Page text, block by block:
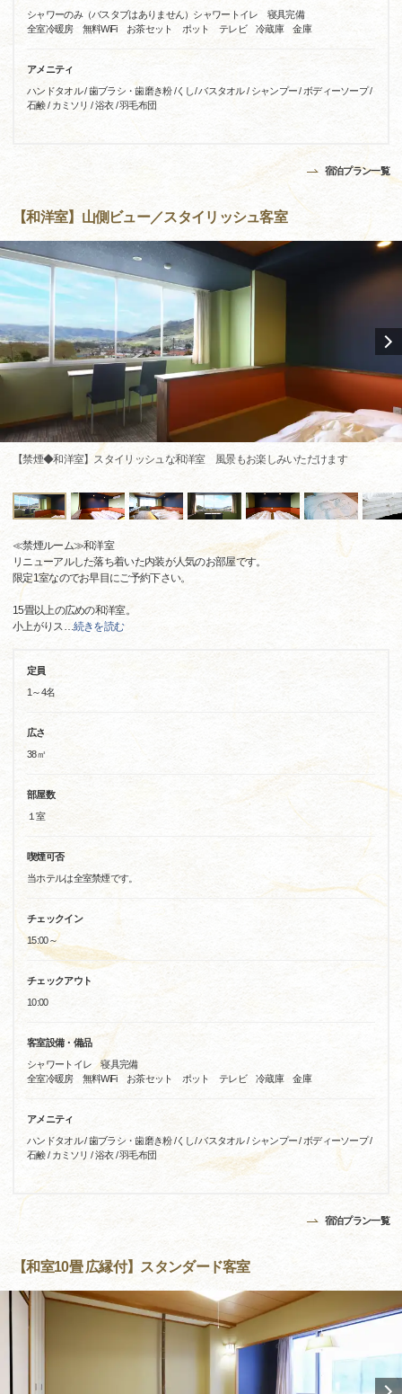
シャワーのみ（バスタブはありません）シャワートイレ 寝具完備
全室冷暖房 無料WiFi お茶セット ポット テレビ 冷蔵庫 金庫
アメニティ
ハンドタオル / 歯ブラシ・歯磨き粉 /くし/ バスタオル / シャンプー / ボディーソープ /
石鹸 / カミソリ / 浴衣 / 羽毛布団
宿泊プラン一覧
【和洋室】山側ビュー／スタイリッシュ客室
【禁煙◆和洋室】スタイリッシュな和洋室 風景もお楽しみいただけます
≪禁煙ルーム≫和洋室
リニューアルした落ち着いた内装が人気のお部屋です。
限定1室なのでお早目にご予約下さい。
15畳以上の広めの和洋室。
小上がりス…続きを読む
定員
1～4名
広さ
38㎡
部屋数
１室
喫煙可否
当ホテルは全室禁煙です。
チェックイン
15:00～
チェックアウト
10:00
客室設備・備品
シャワートイレ 寝具完備
全室冷暖房 無料WiFi お茶セット ポット テレビ 冷蔵庫 金庫
アメニティ
ハンドタオル / 歯ブラシ・歯磨き粉 /くし/ バスタオル / シャンプー / ボディーソープ /
石鹸 / カミソリ / 浴衣 / 羽毛布団
宿泊プラン一覧
【和室10畳 広縁付】スタンダード客室